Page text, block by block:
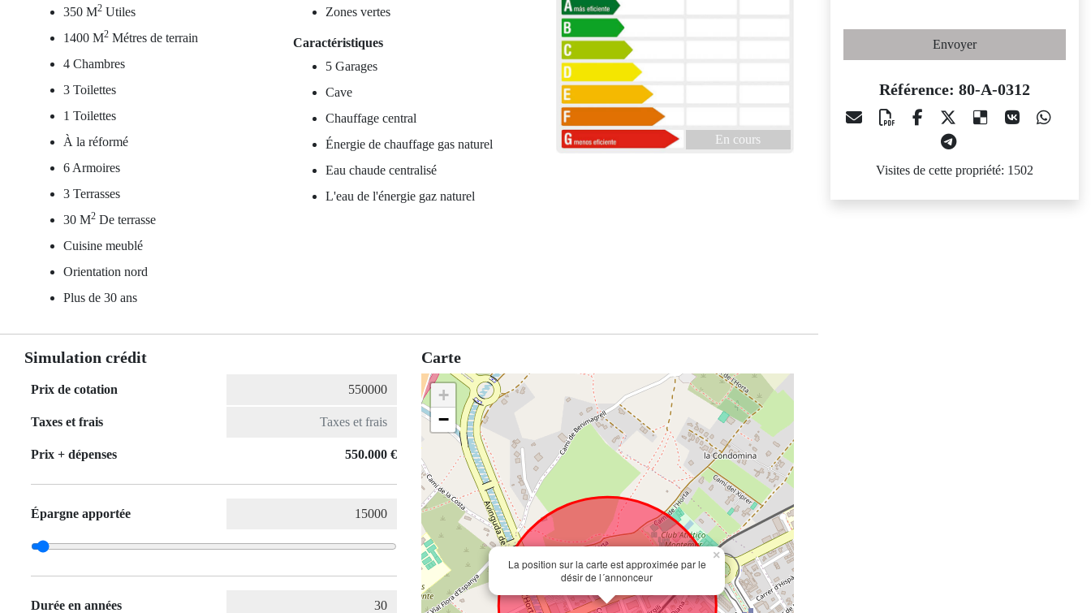
350 M2 Utiles
1400 M2 Métres de terrain
4 Chambres
3 Toilettes
1 Toilettes
À la réformé
6 Armoires
3 Terrasses
30 M2 De terrasse
Cuisine meublé
Orientation nord
Plus de 30 ans
Zones vertes
Caractéristiques
5 Garages
Cave
Chauffage central
Énergie de chauffage gas naturel
Eau chaude centralisé
L'eau de l'énergie gaz naturel
En cours
Simulation crédit
Prix de cotation
Taxes et frais
Prix ​​+ dépenses 550.000 €
Épargne apportée
Durée en années
Carte
La position sur la carte est approximée par le
désir de l´annonceur
×
+
−
Envoyer
Référence: 80-A-0312
Visites de cette propriété: 1502